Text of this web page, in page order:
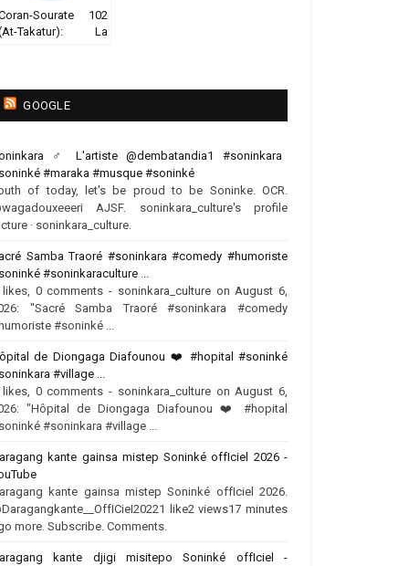
Sourate 102
Takatur): La
GOOGLE
‍♂️ L'artiste @dembatandia1 #soninkara
#maraka #musque #soninké
of today, let's be proud to be Soninke. OCR.
AJSF. soninkara_culture's profile
· soninkara_culture.
Samba Traoré #soninkara #comedy #humoriste
#soninkaraculture ...
0 comments - soninkara_culture on August 6,
"Sacré Samba Traoré #soninkara #comedy
#soninké ...
de Diongaga Diafounou ❤️‍ #hopital #soninké
#village ...
0 comments - soninkara_culture on August 6,
"Hôpital de Diongaga Diafounou ❤️‍ #hopital
#soninkara #village ...
kante gainsa mistep Soninké offIciel 2026 -
kante gainsa mistep Soninké offIciel 2026.
like2 views17 minutes
more. Subscribe. Comments.
kante djigi misitepo Soninké offIciel -